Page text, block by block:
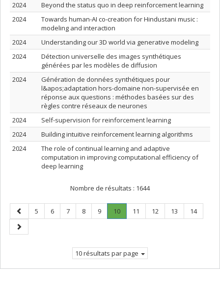
2024
Beyond the status quo in deep reinforcement learning
2024
Towards human-AI co-creation for Hindustani music :
modeling and interaction
2024
Understanding our 3D world via generative modeling
2024
Détection universelle des images synthétiques
générées par les modèles de diffusion
2024
Génération de données synthétiques pour
l&apos;adaptation hors-domaine non-supervisée en
réponse aux questions : méthodes basées sur des
règles contre réseaux de neurones
2024
Self-supervision for reinforcement learning
2024
Building intuitive reinforcement learning algorithms
2024
The role of continual learning and adaptive
computation in improving computational efficiency of
deep learning
Nombre de résultats : 1644
Page
précédente
Page
5 Page
6 Page
7 Page
8 Page
9 Page
10.
Page
Page
11 Page
12 Page
13 Page
14
Page
suivante
10 résultats par page